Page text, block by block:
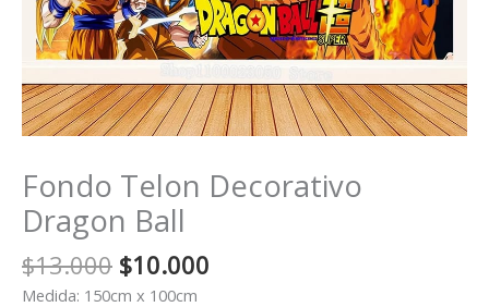
Fondo Telon Decorativo
Dragon Ball
$13.000 El
precio
$10.000
Medida: 150cm x 100cm